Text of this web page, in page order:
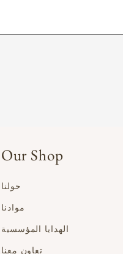
Our Shop
حولنا
موادنا
الهدايا المؤسسية
تعاون معنا